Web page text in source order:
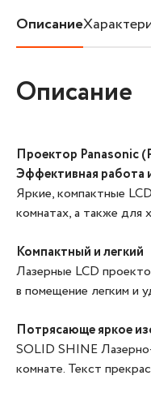
Описание
Описание
Проектор Panasonic
Эффективная работа
Яркие, компактные
комнатах, а также для
Компактный и легкий
Лазерные LCD
в помещение легким и
Потрясающе яркое
SOLID SHINE
комнате. Текст